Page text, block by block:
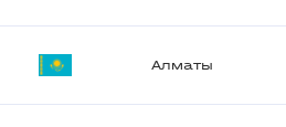
Алматы